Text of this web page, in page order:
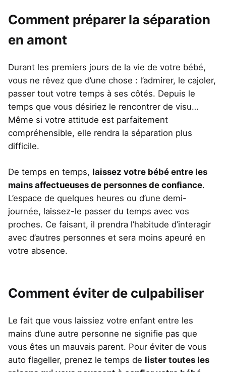
Comment préparer la séparation
en amont
Durant les premiers jours de la vie de votre bébé,
vous ne rêvez que d’une chose : l’admirer, le cajoler,
passer tout votre temps à ses côtés. Depuis le
temps que vous désiriez le rencontrer de visu…
Même si votre attitude est parfaitement
compréhensible, elle rendra la séparation plus
difficile.
De temps en temps, laissez votre bébé entre les
mains affectueuses de personnes de confiance.
L’espace de quelques heures ou d’une demi-
journée, laissez-le passer du temps avec vos
proches. Ce faisant, il prendra l’habitude d’interagir
avec d’autres personnes et sera moins apeuré en
votre absence.
Comment éviter de culpabiliser
Le fait que vous laissiez votre enfant entre les
mains d’une autre personne ne signifie pas que
vous êtes un mauvais parent. Pour éviter de vous
auto flageller, prenez le temps de lister toutes les